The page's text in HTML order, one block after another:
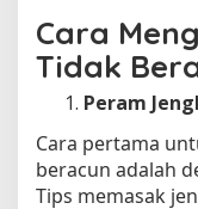
Cara
Tidak
Peram
Cara pertama
beracun adalah
Tips memasak